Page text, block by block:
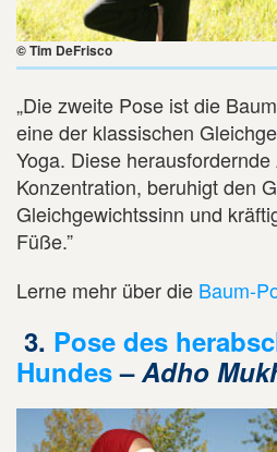
© Tim DeFrisco
„Die zweite Pose ist die
eine der klassischen
Yoga. Diese
Konzentration, beruhigt den
Gleichgewichtssinn und
Füße.”
Lerne mehr über die Baum-
3. Pose des
Hundes–Adho